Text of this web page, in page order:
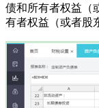
债和所有者权益（
有者权益（或者股